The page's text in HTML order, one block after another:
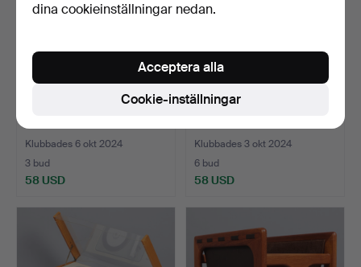
Klubbades 6 okt 2024
3 bud
58 USD
Klubbades 3 okt 2024
6 bud
58 USD
dina cookieinställningar nedan.
Cookie-inställningar
Acceptera alla